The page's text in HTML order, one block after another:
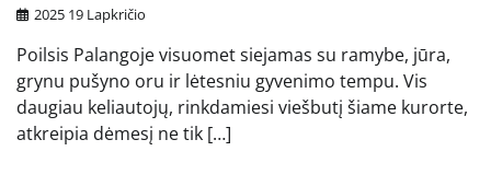
2025 19 Lapkričio
Poilsis Palangoje visuomet siejamas su ramybe, jūra,
grynu pušyno oru ir lėtesniu gyvenimo tempu. Vis
daugiau keliautojų, rinkdamiesi viešbutį šiame kurorte,
atkreipia dėmesį ne tik […]